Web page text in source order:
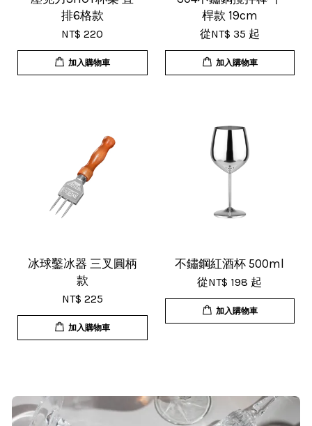
謝賣家，價格超優惠，CP值超高，推
薦給大家！
18/Nov/2025 07:35 pm
杯子的品質非常好、寄出很快速很有
效率，現在買調酒用品都會優先選購
T***
貨速度快，商品品質也很ok，價格又
超值，值得推薦大家購買
排6格款
NT$ 220
加入購物車
桿款 19cm
從NT$ 35 起
加入購物車
冰球鑿冰器 三叉圓柄
款
NT$ 225
加入購物車
不鏽鋼紅酒杯 500ml
從NT$ 198 起
加入購物車